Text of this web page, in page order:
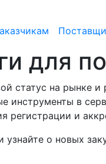
для
статус на рынке
инструменты в
регистрации и
узнайте о новых